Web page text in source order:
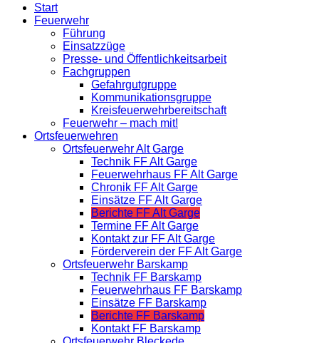
Start
Feuerwehr
Führung
Einsatzzüge
Presse- und Öffentlichkeitsarbeit
Fachgruppen
Gefahrgutgruppe
Kommunikationsgruppe
Kreisfeuerwehrbereitschaft
Feuerwehr – mach mit!
Ortsfeuerwehren
Ortsfeuerwehr Alt Garge
Technik FF Alt Garge
Feuerwehrhaus FF Alt Garge
Chronik FF Alt Garge
Einsätze FF Alt Garge
Berichte FF Alt Garge
Termine FF Alt Garge
Kontakt zur FF Alt Garge
Förderverein der FF Alt Garge
Ortsfeuerwehr Barskamp
Technik FF Barskamp
Feuerwehrhaus FF Barskamp
Einsätze FF Barskamp
Berichte FF Barskamp
Kontakt FF Barskamp